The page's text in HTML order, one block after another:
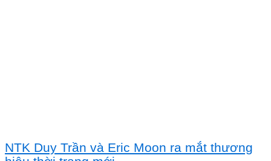
NTK Duy Trần và Eric Moon ra mắt thương